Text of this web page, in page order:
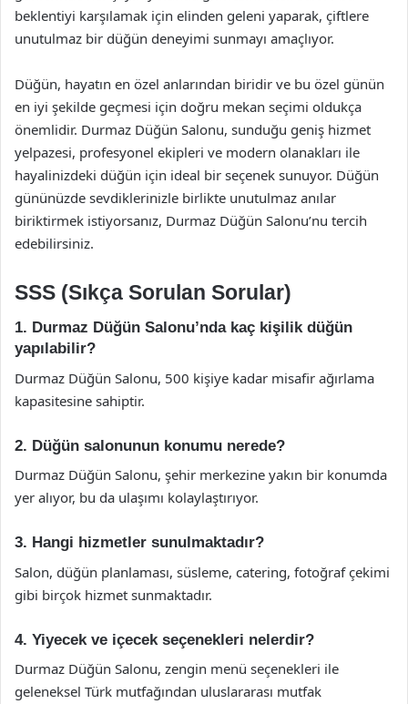
beklentiyi karşılamak için elinden geleni yaparak, çiftlere
unutulmaz bir düğün deneyimi sunmayı amaçlıyor.
Düğün, hayatın en özel anlarından biridir ve bu özel günün
en iyi şekilde geçmesi için doğru mekan seçimi oldukça
önemlidir. Durmaz Düğün Salonu, sunduğu geniş hizmet
yelpazesi, profesyonel ekipleri ve modern olanakları ile
hayalinizdeki düğün için ideal bir seçenek sunuyor. Düğün
gününüzde sevdiklerinizle birlikte unutulmaz anılar
biriktirmek istiyorsanız, Durmaz Düğün Salonu’nu tercih
edebilirsiniz.
SSS (Sıkça Sorulan Sorular)
1. Durmaz Düğün Salonu’nda kaç kişilik düğün
yapılabilir?
Durmaz Düğün Salonu, 500 kişiye kadar misafir ağırlama
kapasitesine sahiptir.
2. Düğün salonunun konumu nerede?
Durmaz Düğün Salonu, şehir merkezine yakın bir konumda
yer alıyor, bu da ulaşımı kolaylaştırıyor.
3. Hangi hizmetler sunulmaktadır?
Salon, düğün planlaması, süsleme, catering, fotoğraf çekimi
gibi birçok hizmet sunmaktadır.
4. Yiyecek ve içecek seçenekleri nelerdir?
Durmaz Düğün Salonu, zengin menü seçenekleri ile
geleneksel Türk mutfağından uluslararası mutfak